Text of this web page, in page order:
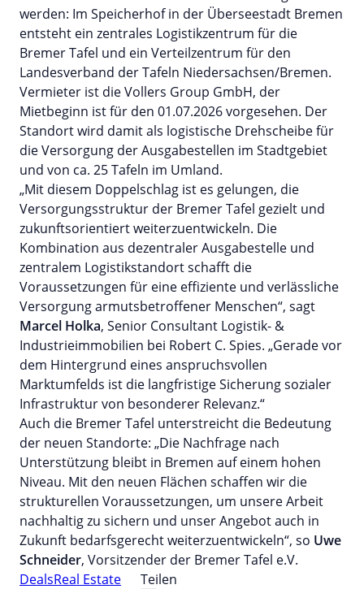
werden: Im Speicherhof in der Überseestadt Bremen
entsteht ein zentrales Logistikzentrum für die
Bremer Tafel und ein Verteilzentrum für den
Landesverband der Tafeln Niedersachsen/Bremen.
Vermieter ist die Vollers Group GmbH, der
Mietbeginn ist für den 01.07.2026 vorgesehen. Der
Standort wird damit als logistische Drehscheibe für
die Versorgung der Ausgabestellen im Stadtgebiet
und von ca. 25 Tafeln im Umland.
„Mit diesem Doppelschlag ist es gelungen, die
Versorgungsstruktur der Bremer Tafel gezielt und
zukunftsorientiert weiterzuentwickeln. Die
Kombination aus dezentraler Ausgabestelle und
zentralem Logistikstandort schafft die
Voraussetzungen für eine effiziente und verlässliche
Versorgung armutsbetroffener Menschen“, sagt
Marcel Holka, Senior Consultant Logistik- &
Industrieimmobilien bei Robert C. Spies. „Gerade vor
dem Hintergrund eines anspruchsvollen
Marktumfelds ist die langfristige Sicherung sozialer
Infrastruktur von besonderer Relevanz.“
Auch die Bremer Tafel unterstreicht die Bedeutung
der neuen Standorte: „Die Nachfrage nach
Unterstützung bleibt in Bremen auf einem hohen
Niveau. Mit den neuen Flächen schaffen wir die
strukturellen Voraussetzungen, um unsere Arbeit
nachhaltig zu sichern und unser Angebot auch in
Zukunft bedarfsgerecht weiterzuentwickeln“, so Uwe
Schneider, Vorsitzender der Bremer Tafel e.V.
DealsReal Estate Teilen